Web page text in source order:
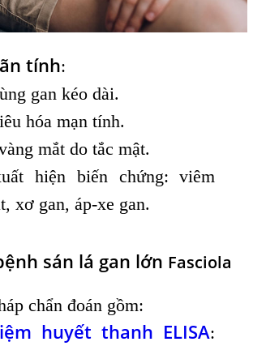
tính:
gan kéo dài.
hóa mạn tính.
mắt do tắc mật.
hiện biến chứng: viêm
xơ gan, áp-xe gan.
sán lá gan lớn Fasciola
chẩn đoán gồm:
huyết thanh ELISA: